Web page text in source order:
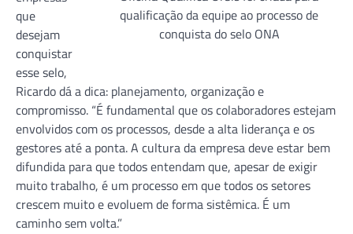
qualificação da equipe ao processo de
conquista do selo ONA
que
desejam
conquistar
esse selo,
Ricardo dá a dica: planejamento, organização e
compromisso. “É fundamental que os colaboradores estejam
envolvidos com os processos, desde a alta liderança e os
gestores até a ponta. A cultura da empresa deve estar bem
difundida para que todos entendam que, apesar de exigir
muito trabalho, é um processo em que todos os setores
crescem muito e evoluem de forma sistêmica. É um
caminho sem volta.”